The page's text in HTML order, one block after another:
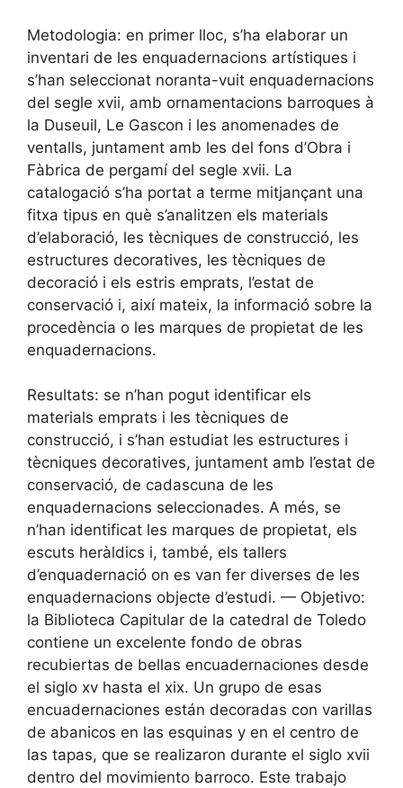
Metodologia: en primer lloc, s’ha elaborar un
inventari de les enquadernacions artístiques i
s’han seleccionat noranta-vuit enquadernacions
del segle xvii, amb ornamentacions barroques à
la Duseuil, Le Gascon i les anomenades de
ventalls, juntament amb les del fons d’Obra i
Fàbrica de pergamí del segle xvii. La
catalogació s’ha portat a terme mitjançant una
fitxa tipus en què s’analitzen els materials
d’elaboració, les tècniques de construcció, les
estructures decoratives, les tècniques de
decoració i els estris emprats, l’estat de
conservació i, així mateix, la informació sobre la
procedència o les marques de propietat de les
enquadernacions.
Resultats: se n’han pogut identificar els
materials emprats i les tècniques de
construcció, i s’han estudiat les estructures i
tècniques decoratives, juntament amb l’estat de
conservació, de cadascuna de les
enquadernacions seleccionades. A més, se
n’han identificat les marques de propietat, els
escuts heràldics i, també, els tallers
d’enquadernació on es van fer diverses de les
enquadernacions objecte d’estudi. — Objetivo:
la Biblioteca Capitular de la catedral de Toledo
contiene un excelente fondo de obras
recubiertas de bellas encuadernaciones desde
el siglo xv hasta el xix. Un grupo de esas
encuadernaciones están decoradas con varillas
de abanicos en las esquinas y en el centro de
las tapas, que se realizaron durante el siglo xvii
dentro del movimiento barroco. Este trabajo